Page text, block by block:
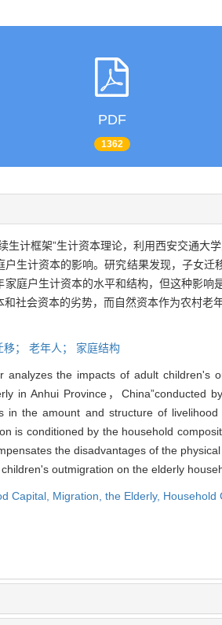
PDF
1362
生计框架”生计资本理论，利用西安交通大
户生计资本的影响。研究结果发现，子女
家庭户生计资本的水平和结构，但这种影
和社会资本的劣势，而自然资本作为农村老
移； 老年人； 家庭结构
analyzes the impacts of adult children's
in Anhui Province，
in the amount and structure of
is conditioned by the household
the disadvantages of the
outmigration on the elderly
Capital, Migration, the Elderly, Household